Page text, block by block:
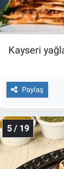
Kayseri
Paylaş
5 / 19